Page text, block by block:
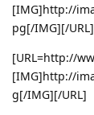
[IMG]http://
pg[/IMG][/URL]
[URL=http://
[IMG]http://
g[/IMG][/URL]